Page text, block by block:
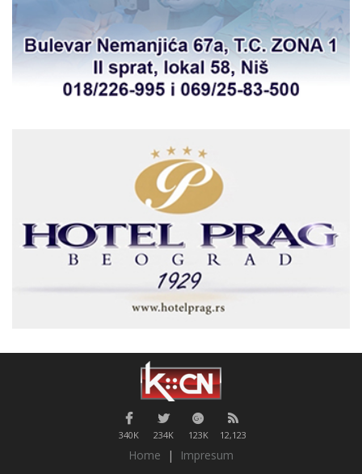
340K 234K 123K 12,123
Home |
Impresum